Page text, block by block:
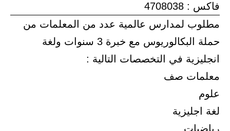
فاكس : 4708038
مطلوب لمدارس عالمية عدد من المعلمات من
حملة البكالوريوس مع خبرة 3 سنوات ولغة
انجليزية في التخصصات التالية :
معلمات صف
علوم
لغة اجليزية
رياضيات